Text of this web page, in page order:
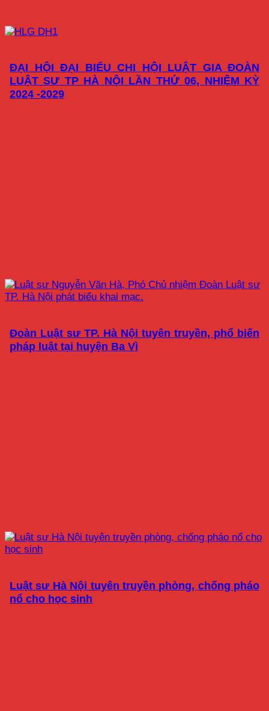
ĐẠI HỘI ĐẠI BIỂU CHI HỘI LUẬT GIA ĐOÀN
LUẬT SƯ TP HÀ NỘI LẦN THỨ 06, NHIỆM KỲ
2024 -2029
Đoàn Luật sư TP. Hà Nội tuyên truyền, phổ biến
pháp luật tại huyện Ba Vì
Luật sư Hà Nội tuyên truyền phòng, chống pháo
nổ cho học sinh